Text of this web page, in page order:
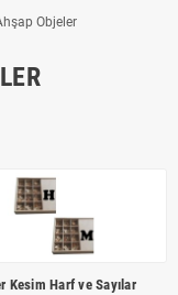
Objeler
Kesim Harf ve Sayılar